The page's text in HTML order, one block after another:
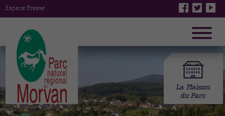
Espace Presse